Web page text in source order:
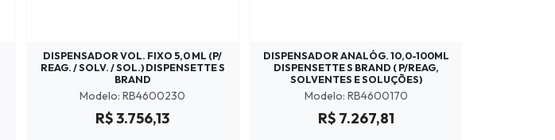
DISPENSADOR VOL. FIXO 5,0 ML (P/
REAG. / SOLV. / SOL.) DISPENSETTE S
BRAND
Modelo: RB4600230
R$ 3.756,13
DISPENSADOR ANALÓG. 10,0-100ML
DISPENSETTE S BRAND ( P/REAG,
SOLVENTES E SOLUÇÕES)
Modelo: RB4600170
R$ 7.267,81